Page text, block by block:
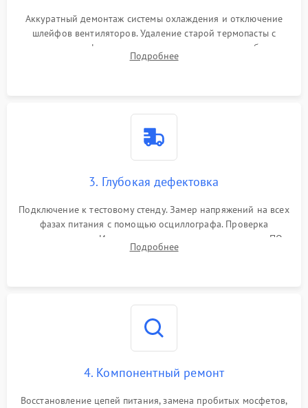
Аккуратный демонтаж системы охлаждения и отключение
шлейфов вентиляторов. Удаление старой термопасты с
кристалла графического чипа и термопрокладок с банок
памяти и зоны VRM. Очистка платы от пыли и окислов.
Подробнее
3. Глубокая дефектовка
Подключение к тестовому стенду. Замер напряжений на всех
фазах питания с помощью осциллографа. Проверка
инициализации. Использование специализированного ПО
MATS
Подробнее
4. Компонентный ремонт
Восстановление цепей питания, замена пробитых мосфетов,